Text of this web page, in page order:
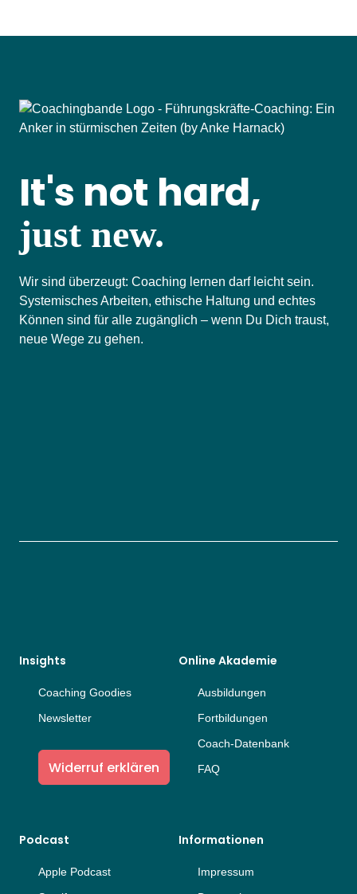
It's not hard,
just new.
Wir sind überzeugt: Coaching lernen darf leicht sein.
Systemisches Arbeiten, ethische Haltung und echtes
Können sind für alle zugänglich – wenn Du Dich traust,
neue Wege zu gehen.
Insights
Coaching Goodies
Newsletter
Widerruf erklären
Online Akademie
Ausbildungen
Fortbildungen
Coach-Datenbank
FAQ
Podcast
Apple Podcast
Informationen
Impressum